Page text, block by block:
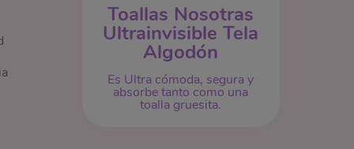
Toallas Nosotras
Ultrainvisible Tela
Algodón
Es Ultra cómoda, segura y
absorbe tanto como una
toalla gruesita.